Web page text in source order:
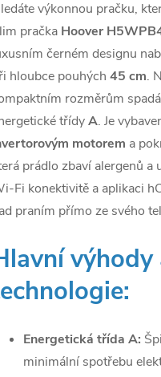
výkonnou pračku,
pračka Hoover
černém designu
hloubce pouhých 45 cm.
rozměrům
třídyA. Je
motorem a
prádlo zbaví alergenů a
Fi konektivitě a aplikaci
praním přímo ze svého
Energetická třída A:
minimální spotřebu